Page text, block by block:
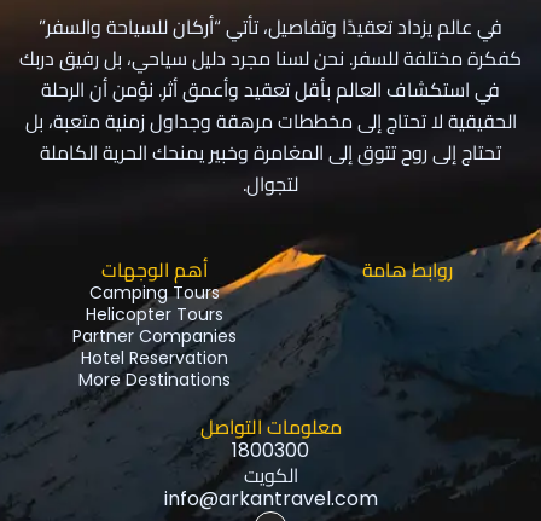
في عالم يزداد تعقيدًا وتفاصيل، تأتي “أركان للسياحة والسفر”
كفكرة مختلفة للسفر. نحن لسنا مجرد دليل سياحي، بل رفيق دربك
في استكشاف العالم بأقل تعقيد وأعمق أثر. نؤمن أن الرحلة
الحقيقية لا تحتاج إلى مخططات مرهقة وجداول زمنية متعبة، بل
تحتاج إلى روح تتوق إلى المغامرة وخبير يمنحك الحرية الكاملة
لتجوال.
روابط هامة أهم الوجهات
Camping Tours
Helicopter Tours
Partner Companies
Hotel Reservation
More Destinations
معلومات التواصل
1800300
الكويت
info@arkantravel.com